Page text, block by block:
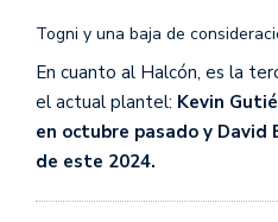
los pasos
Gastón, vas a
todo Varela te
Togni y una baja de
En cuanto al Halcón, es la
el actual plantel: Kevin
en octubre pasado y David
de este 2024.